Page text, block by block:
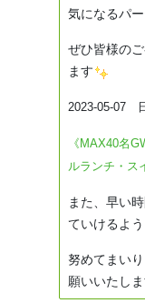
気になるパ
ぜひ皆様の
ます
2023-05-07
《MAX40名
ルランチ・ス
また、早い
ていけるよう
努めてまい
願いいたし